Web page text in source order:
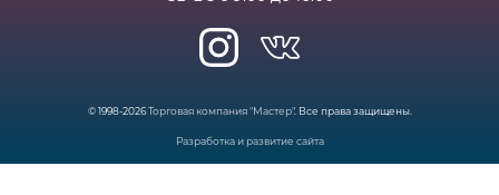
© 1998-2026Торговая компания "Мастер". Все права защищены.
Разработка и развитие сайта